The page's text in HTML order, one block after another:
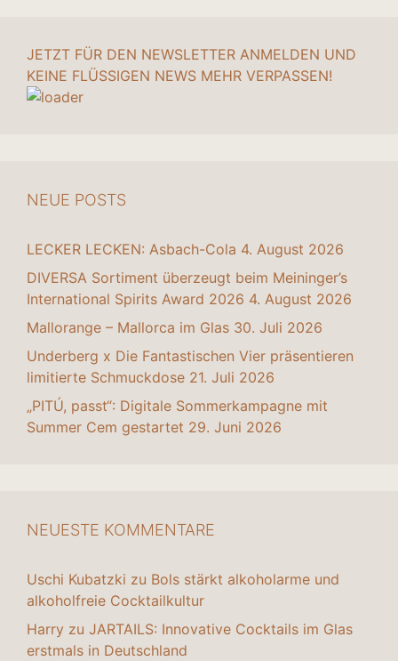
JETZT FÜR DEN NEWSLETTER ANMELDEN UND
KEINE FLÜSSIGEN NEWS MEHR VERPASSEN!
NEUE POSTS
LECKER LECKEN: Asbach-Cola 4. August 2026
DIVERSA Sortiment überzeugt beim Meininger’s
International Spirits Award 2026 4. August 2026
Mallorange – Mallorca im Glas 30. Juli 2026
Underberg x Die Fantastischen Vier präsentieren
limitierte Schmuckdose 21. Juli 2026
„PITÚ, passt“: Digitale Sommerkampagne mit
Summer Cem gestartet 29. Juni 2026
NEUESTE KOMMENTARE
Uschi Kubatzki zu Bols stärkt alkoholarme und
alkoholfreie Cocktailkultur
Harry zu JARTAILS: Innovative Cocktails im Glas
erstmals in Deutschland